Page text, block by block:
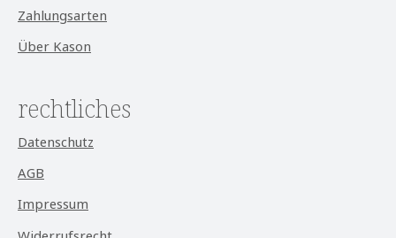
Zahlungsarten
Über Kason
rechtliches
Datenschutz
AGB
Impressum